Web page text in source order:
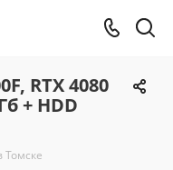
RTX 4080
+ HDD
Томске